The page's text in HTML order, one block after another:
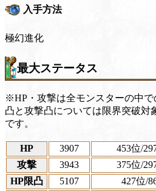
入手方法
極幻進化
最大ステータス
※HP・攻撃は全モンスターの中
凸と攻撃凸については限界突破対
です。
HP 3907 453位/
攻撃
3943 375位/
HP限凸
5107 427位/